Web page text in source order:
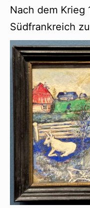
Nach dem Krieg
Südfrankreich